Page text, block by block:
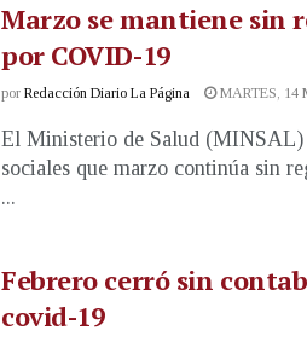
Marzo se mantiene sin
por COVID-19
por Redacción Diario La Página MARTES, 14
El Ministerio de Salud (MINSAL)
sociales que marzo continúa sin
...
Febrero cerró sin
covid-19